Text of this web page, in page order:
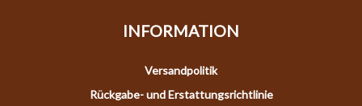
INFORMATION
Versandpolitik
Rückgabe- und Erstattungsrichtlinie